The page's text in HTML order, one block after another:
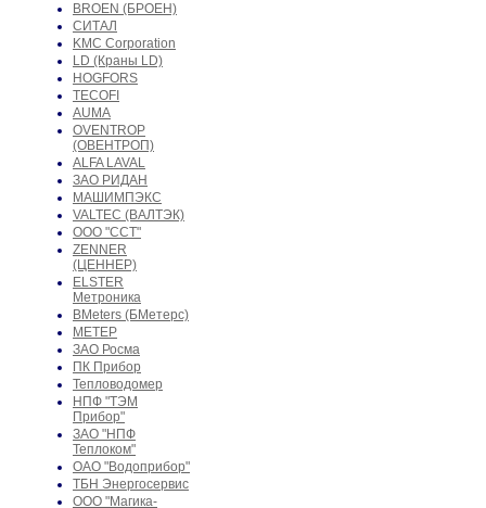
BROEN (БРОЕН)
СИТАЛ
KMC Corporation
LD (Краны LD)
HOGFORS
TECOFI
AUMA
OVENTROP
(ОВЕНТРОП)
ALFA LAVAL
ЗАО РИДАН
МАШИМПЭКС
VALTEC (ВАЛТЭК)
ООО "ССТ"
ZENNER
(ЦЕННЕР)
ELSTER
Метроника
BMeters (БМетерс)
МЕТЕР
ЗАО Росма
ПК Прибор
Тепловодомер
НПФ "ТЭМ
Прибор"
ЗАО "НПФ
Теплоком"
ОАО "Водоприбор"
ТБН Энергосервис
ООО "Магика-